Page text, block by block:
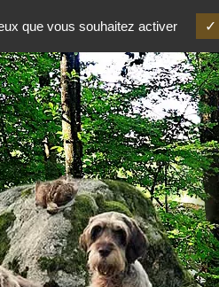
que vous souhaitez activer